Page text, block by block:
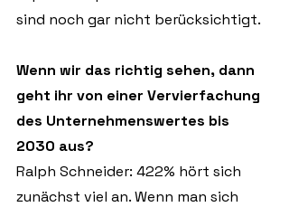
sind noch gar nicht berücksichtigt.
Wenn wir das richtig sehen, dann
geht ihr von einer Vervierfachung
des Unternehmenswertes bis
2030 aus?
Ralph Schneider: 422% hört sich
zunächst viel an. Wenn man sich